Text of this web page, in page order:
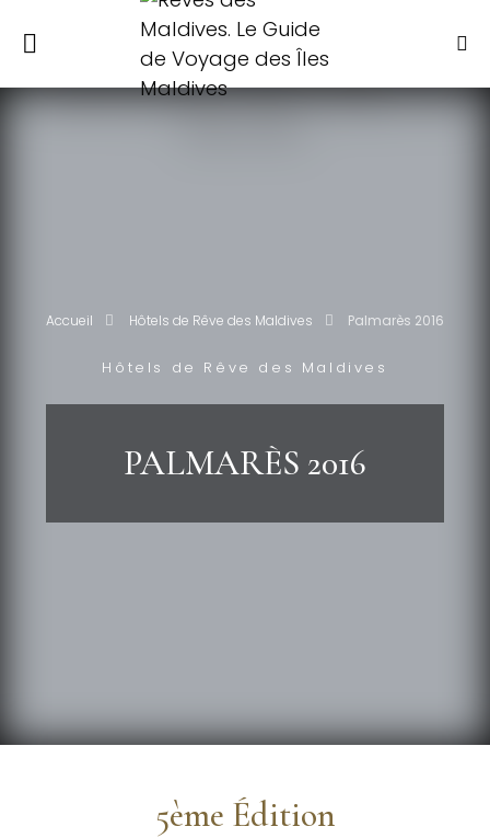
Accueil Hôtels de Rêve des Maldives Palmarès 2016
Hôtels de Rêve des Maldives
PALMARÈS 2016
5ème Édition